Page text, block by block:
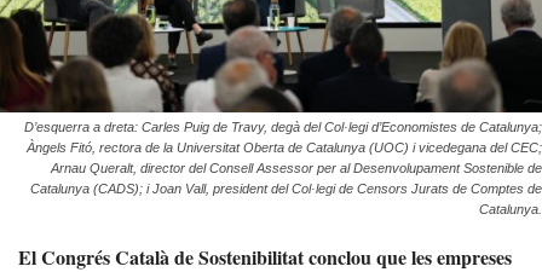
D’esquerra a dreta: Carles Puig de Travy, degà del Col·legi d’Economistes de Catalunya;
Àngels Fitó, rectora de la Universitat Oberta de Catalunya (UOC) i vicedegana del CEC;
Arnau Queralt, director del Consell Assessor per al Desenvolupament Sostenible de
Catalunya (CADS); i Joan Vall, president del Col·legi de Censors Jurats de Comptes de
Catalunya.
El Congrés Català de Sostenibilitat conclou que les empreses